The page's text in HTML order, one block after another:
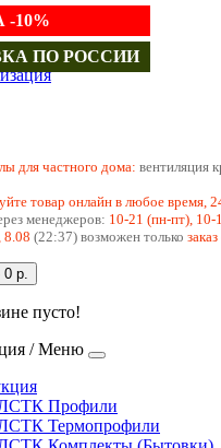
для частного дома: вентиляция
товар онлайн в любое время,
менеджеров: 10-21 (пн-пт), 10-
8.08 (22:37) возможен только
0 р.
пусто!
/ Меню
Профили
Термопрофили
10%
ПО РОССИИ